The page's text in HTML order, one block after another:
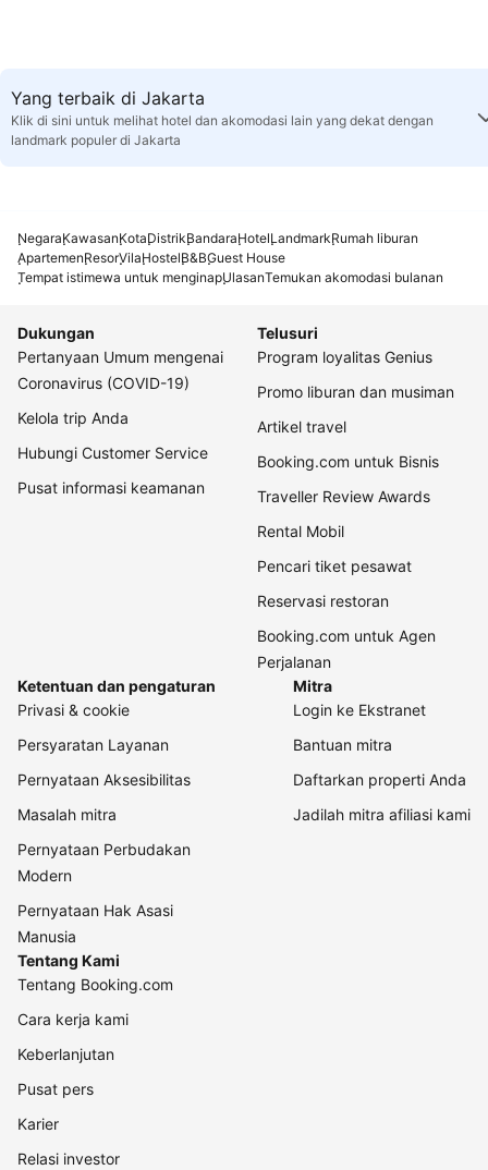
Yang terbaik di Jakarta
Klik di sini untuk melihat hotel dan akomodasi lain yang dekat dengan
landmark populer di Jakarta
NegaraKawasanKotaDistrikBandaraHotelLandmarkRumah liburan
ApartemenResorVilaHostelB&BGuest House
Tempat istimewa untuk menginapUlasanTemukan akomodasi bulanan
Dukungan
Pertanyaan Umum mengenai
Coronavirus (COVID-19)
Kelola trip Anda
Hubungi Customer Service
Pusat informasi keamanan
Telusuri
Program loyalitas Genius
Promo liburan dan musiman
Artikel travel
Booking.com untuk Bisnis
Traveller Review Awards
Rental Mobil
Pencari tiket pesawat
Reservasi restoran
Booking.com untuk Agen
Perjalanan
Ketentuan dan pengaturan
Privasi & cookie
Persyaratan Layanan
Pernyataan Aksesibilitas
Masalah mitra
Pernyataan Perbudakan
Modern
Pernyataan Hak Asasi
Manusia
Mitra
Login ke Ekstranet
Bantuan mitra
Daftarkan properti Anda
Jadilah mitra afiliasi kami
Tentang Kami
Tentang Booking.com
Cara kerja kami
Keberlanjutan
Pusat pers
Karier
Relasi investor